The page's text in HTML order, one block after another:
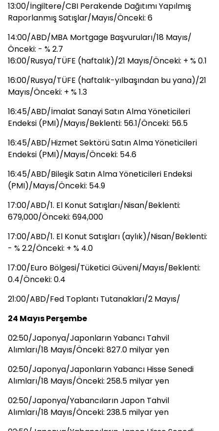
13:00/İngiltere/CBI Perakende Dağıtımı Yapılmış
Raporlanmış Satışlar/Mayıs/Önceki: 6
14:00/ABD/MBA Mortgage Başvuruları/18 Mayıs/
Önceki: - % 2.7
16:00/Rusya/TÜFE (haftalık)/21 Mayıs/Önceki: + % 0.1
16:00/Rusya/TÜFE (haftalık-yılbaşından bu yana)/21
Mayıs/Önceki: + % 1.3
16:45/ABD/İmalat Sanayi Satın Alma Yöneticileri
Endeksi (PMI)/Mayıs/Beklenti: 56.1/Önceki: 56.5
16:45/ABD/Hizmet Sektörü Satın Alma Yöneticileri
Endeksi (PMI)/Mayıs/Önceki: 54.6
16:45/ABD/Bileşik Satın Alma Yöneticileri Endeksi
(PMI)/Mayıs/Önceki: 54.9
17:00/ABD/1. El Konut Satışları/Nisan/Beklenti:
679,000/Önceki: 694,000
17:00/ABD/1. El Konut Satışları (aylık)/Nisan/Beklenti:
- % 2.2/Önceki: + % 4.0
17:00/Euro Bölgesi/Tüketici Güveni/Mayıs/Beklenti:
0.4/Önceki: 0.4
21:00/ABD/Fed Toplantı Tutanakları/2 Mayıs/
24 Mayıs Perşembe
02:50/Japonya/Japonların Yabancı Tahvil
Alımları/18 Mayıs/Önceki: 827.0 milyar yen
02:50/Japonya/Japonların Yabancı Hisse Senedi
Alımları/18 Mayıs/Önceki: 258.5 milyar yen
02:50/Japonya/Yabancıların Japon Tahvil
Alımları/18 Mayıs/Önceki: 238.5 milyar yen